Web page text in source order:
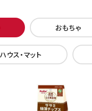
おもちゃ
ウス・マット